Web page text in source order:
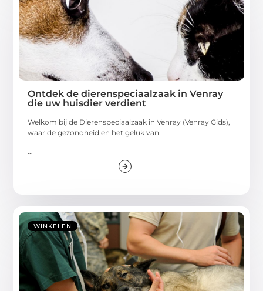
Ontdek de dierenspeciaalzaak in Venray
die uw huisdier verdient
Welkom bij de Dierenspeciaalzaak in Venray (Venray Gids),
waar de gezondheid en het geluk van
...
WINKELEN